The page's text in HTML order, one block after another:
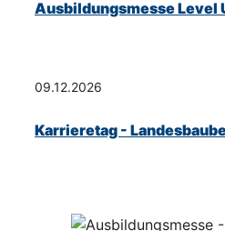
Ausbildungsmesse Level
09.12.2026
Karrieretag -